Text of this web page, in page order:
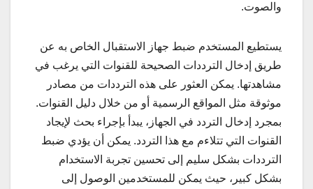
والصوت.
يستطيع المستخدم ضبط جهاز الاستقبال الخاص به عن
طريق إدخال الترددات الصحيحة للقنوات التي يرغب في
مشاهدتها. يمكن العثور على هذه الترددات من مصادر
موثوقة مثل المواقع الرسمية أو من خلال دليل القنوات.
بمجرد إدخال التردد في الجهاز، يبدأ بإجراء بحث لإيجاد
القنوات التي تتلاءم مع هذا التردد. يمكن أن يؤدي ضبط
الترددات بشكل سليم إلى تحسين تجربة الاستخدام
بشكل كبير، حيث يمكن للمستخدمين الوصول إلى